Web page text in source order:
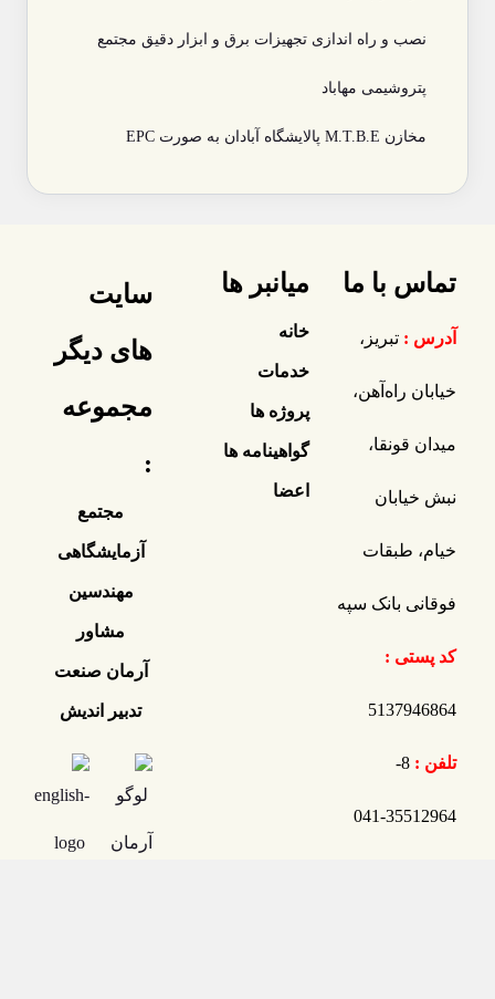
نصب و راه اندازی تجهیزات برق و ابزار دقیق مجتمع
پتروشیمی مهاباد
مخازن M.T.B.E پالایشگاه آبادان به صورت EPC
تماس با ما
آدرس : تبریز،
خیابان راه‌آهن،
میدان قونقا،
نبش خیابان
خیام، طبقات
فوقانی بانک سپه
کد پستی :
5137946864
تلفن : 8-
35512964-041
میانبر ها
خانه
خدمات
پروژه ها
گواهینامه ها
اعضا
سایت
های دیگر
مجموعه
:
مجتمع
آزمایشگاهی
مهندسین
مشاور
آرمان صنعت
تدبیر اندیش